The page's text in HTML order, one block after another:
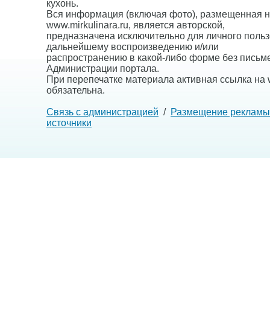
кухонь.
Вся информация (включая фото), размещенная
www.mirkulinara.ru, является авторской,
предназначена исключительно для личного
дальнейшему воспроизведению и/или
распространению в какой-либо форме без
Администрации портала.
При перепечатке материала активная ссылка на
обязательна.
Связь с администрацией / Размещение рекламы
источники